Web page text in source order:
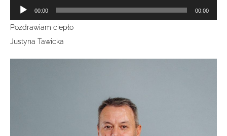
Odtwarzacz
plików
00:00 00:00
Pozdrawiam ciepło
Justyna Tawicka